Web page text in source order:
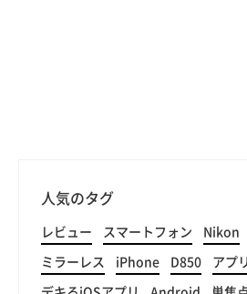
人気のタグ
レビュー スマートフォン Nikon
ミラーレス iPhone D850 アプリ